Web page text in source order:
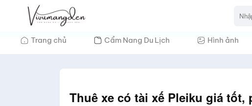
Trang chủ Cẩm Nang Du Lịch Hình ảnh
Thuê xe có tài xế Pleiku giá